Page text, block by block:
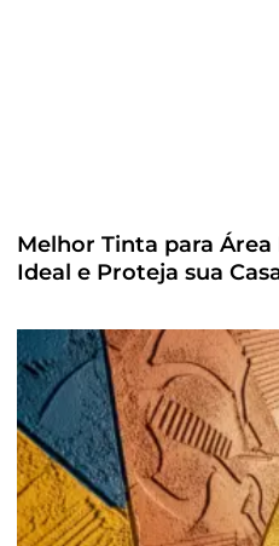
Melhor Tinta para Área
Ideal e Proteja sua